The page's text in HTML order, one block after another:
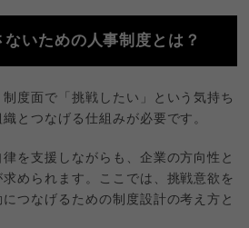
いための人事制度とは？
度面で「挑戦したい」という気持ち
とつなげる仕組みが必要です。
を支援しながらも、企業の方向性と
められます。ここでは、挑戦意欲を
つなげるための制度設計の考え方と